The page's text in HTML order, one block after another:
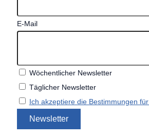
E-Mail
Wöchentlicher Newsletter
Täglicher Newsletter
Ich akzeptiere die Bestimmungen